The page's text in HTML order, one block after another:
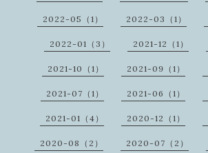
2022-05（1） 2022-03（1）
2022-01（3） 2021-12（1）
2021-10（1） 2021-09（1）
2021-07（1） 2021-06（1）
2021-01（4） 2020-12（1）
2020-08（2） 2020-07（2）